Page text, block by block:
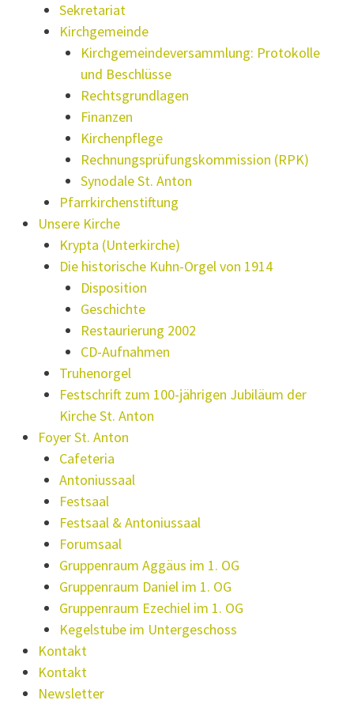
Sekretariat
Kirchgemeinde
Kirchgemeindeversammlung: Protokolle
und Beschlüsse
Rechtsgrundlagen
Finanzen
Kirchenpflege
Rechnungsprüfungskommission (RPK)
Synodale St. Anton
Pfarrkirchenstiftung
Unsere Kirche
Krypta (Unterkirche)
Die historische Kuhn-Orgel von 1914
Disposition
Geschichte
Restaurierung 2002
CD-Aufnahmen
Truhenorgel
Festschrift zum 100-jährigen Jubiläum der
Kirche St. Anton
Foyer St. Anton
Cafeteria
Antoniussaal
Festsaal
Festsaal & Antoniussaal
Forumsaal
Gruppenraum Aggäus im 1. OG
Gruppenraum Daniel im 1. OG
Gruppenraum Ezechiel im 1. OG
Kegelstube im Untergeschoss
Kontakt
Kontakt
Newsletter